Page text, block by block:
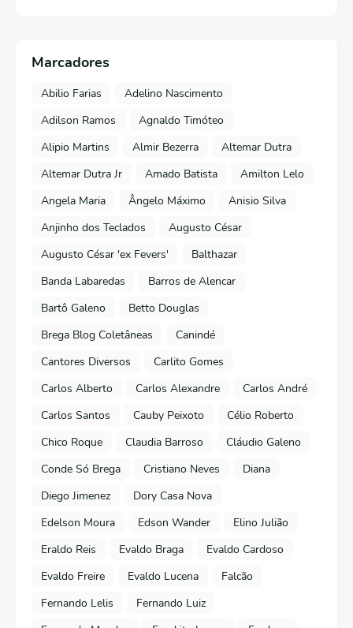
Marcadores
Abilio Farias
Adelino Nascimento
Adilson Ramos
Agnaldo Timóteo
Alipio Martins
Almir Bezerra
Altemar Dutra
Altemar Dutra Jr
Amado Batista
Amilton Lelo
Angela Maria
Ângelo Máximo
Anisio Silva
Anjinho dos Teclados
Augusto César
Augusto César 'ex Fevers'
Balthazar
Banda Labaredas
Barros de Alencar
Bartô Galeno
Betto Douglas
Brega Blog Coletâneas
Canindé
Cantores Diversos
Carlito Gomes
Carlos Alberto
Carlos Alexandre
Carlos André
Carlos Santos
Cauby Peixoto
Célio Roberto
Chico Roque
Claudia Barroso
Cláudio Galeno
Conde Só Brega
Cristiano Neves
Diana
Diego Jimenez
Dory Casa Nova
Edelson Moura
Edson Wander
Elino Julião
Eraldo Reis
Evaldo Braga
Evaldo Cardoso
Evaldo Freire
Evaldo Lucena
Falcão
Fernando Lelis
Fernando Luiz